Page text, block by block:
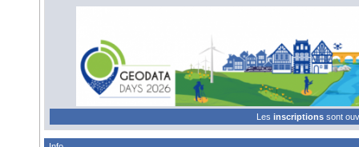
Les inscriptions sont